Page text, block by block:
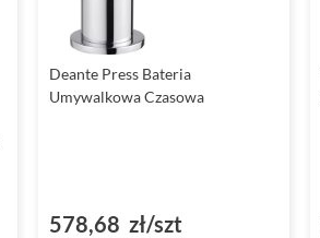
Deante Press Bateria
Umywalkowa Czasowa
578,68 zł/szt